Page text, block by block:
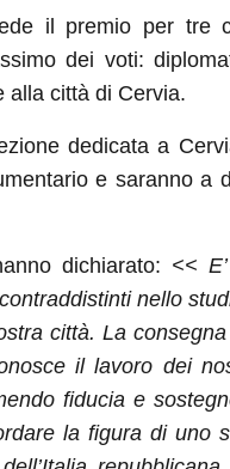
il premio per tre
dei voti:
alla città di Cervia.
dedicata a
e saranno a
dichiarato: <<
nello
città. La
il lavoro dei
fiducia e
la figura di uno